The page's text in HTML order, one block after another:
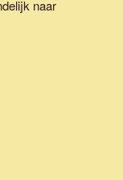
naar